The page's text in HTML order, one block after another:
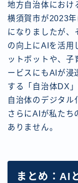
地方自治体におけ
横須賀市が2023
になりましたが、
の向上にAIを活用
ットボットや、子
ービスにもAIが浸
する「自治体DX
自治体のデジタル
さらにAIが私たち
ありません。
まとめ：AI